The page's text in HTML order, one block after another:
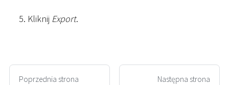
Kliknij Export.
Poprzednia strona Następna strona